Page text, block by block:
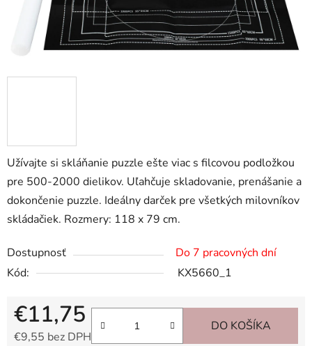
Užívajte si skláňanie puzzle ešte viac s filcovou podložkou
pre 500-2000 dielikov. Uľahčuje skladovanie, prenášanie a
dokončenie puzzle. Ideálny darček pre všetkých milovníkov
skládačiek. Rozmery: 118 x 79 cm.
Dostupnosť
Do 7 pracovných dní
Kód:
KX5660_1
€11,75
€9,55 bez DPH
DO KOŠÍKA